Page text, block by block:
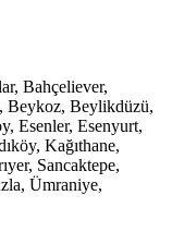
Bahçeliever,
Beykoz, Beylikdüzü,
Esenler, Esenyurt,
Kağıthane,
Sancaktepe,
Ümraniye,